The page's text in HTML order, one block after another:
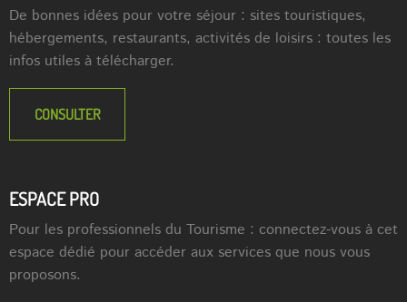
De bonnes idées pour votre séjour : sites touristiques,
hébergements, restaurants, activités de loisirs : toutes les
infos utiles à télécharger.
CONSULTER
ESPACE PRO
Pour les professionnels du Tourisme : connectez-vous à cet
espace dédié pour accéder aux services que nous vous
proposons.